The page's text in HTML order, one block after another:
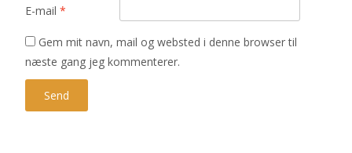
E-mail *
Gem mit navn, mail og websted i denne browser til
næste gang jeg kommenterer.